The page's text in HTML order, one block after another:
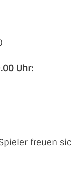
Uhr:
freuen